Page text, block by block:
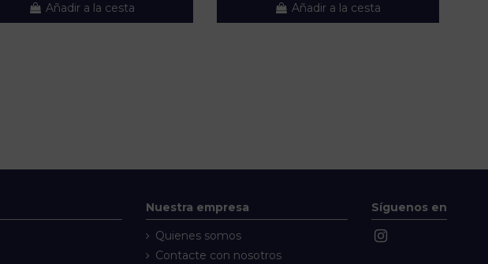
Añadir a la cesta Añadir a la cesta
Nuestra empresa
Quienes somos
Contacte con nosotros
Síguenos en